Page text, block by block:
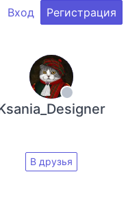
Вход Регистрация
В друзья